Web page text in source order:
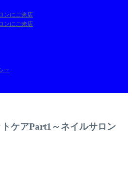
ンにご来店
ンにご来店
ー
ケアPart1～ネイルサロン